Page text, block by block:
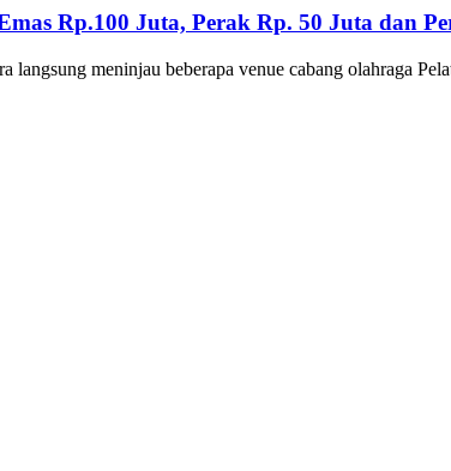
Rp.100 Juta, Perak Rp. 50 Juta dan
meninjau beberapa venue cabang olahraga